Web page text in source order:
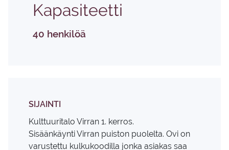
Ka­pa­si­teet­ti
40 henkilöä
SIJAINTI
Kulttuuritalo Virran 1. kerros.
Sisäänkäynti Virran puiston puolelta. Ovi on
varustettu kulkukoodilla jonka asiakas saa